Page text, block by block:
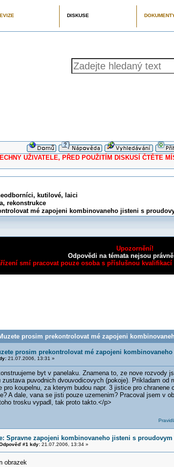
DISKUSE
UŽIVATELE, PŘED POUŽITÍM DISKUSÍ ČTĚTE
kutilové, laici
rekonstrukce
mé zapojeni kombinovaneho jisteni s
Upozornění!
Odpovědi na témata nejsou
smí pracovat pouze osoba s příslušnou kvalifikací
prosim prekontrolovat mé zapojeni
prosim prekontrolovat mé zapojeni
21.07.2006, 13:31 »
byt v panelaku. Znamena to, ze nove rozvody
zustava puvodnich dvouvodicovych (pokoje). Prikladam od
pro koupelnu, za kterym budou napr. 3 jistice pro
A dale, vana se jisti pouze uzemenim? Pracoval jsem v
trosku vypadl, tak proto takto.</p>
Spravne zapojeni kombinovaneho jisteni s
#1 kdy:21.07.2006, 13:34 »
obrazek